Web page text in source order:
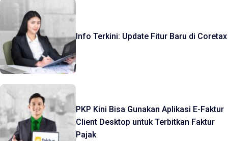
Info Terkini: Update Fitur Baru di Coretax
PKP Kini Bisa Gunakan Aplikasi E-Faktur
Client Desktop untuk Terbitkan Faktur
Pajak